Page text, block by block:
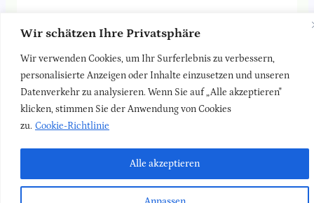
Wir schätzen Ihre Privatsphäre
Wir verwenden Cookies, um Ihr Surferlebnis zu verbessern,
personalisierte Anzeigen oder Inhalte einzusetzen und unseren
Datenverkehr zu analysieren. Wenn Sie auf „Alle akzeptieren"
klicken, stimmen Sie der Anwendung von Cookies
zu. Cookie-Richtlinie
Alle akzeptieren
Stephanie hat das feine Bild gemacht. Dankeschön!
Zurück zurBlog-Seite
NewsletterKontakt